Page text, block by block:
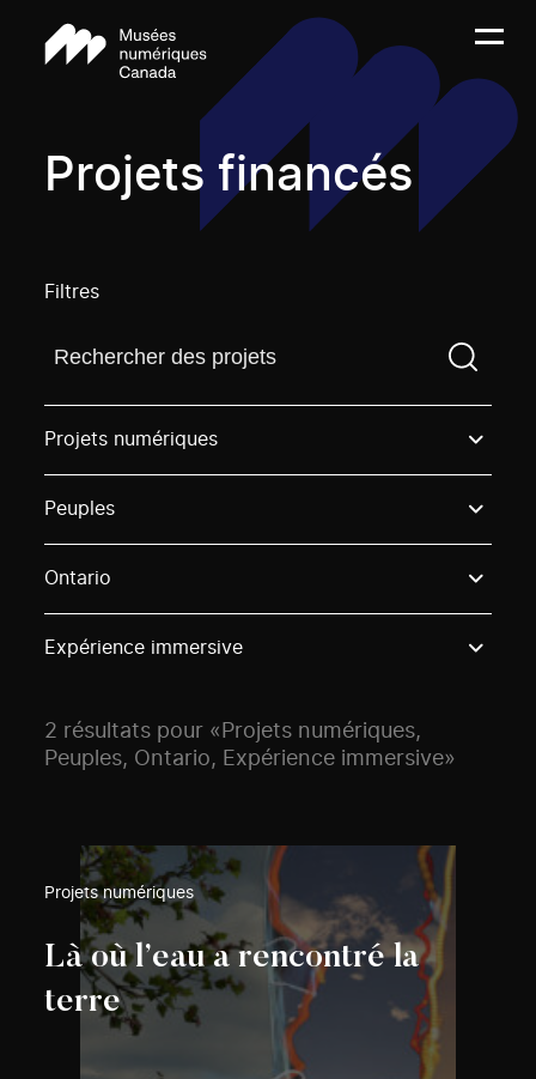
Projets financés
Filtres
Trouvez un projetVous devez saisir un terme de
Projets numériques
Peuples
Ontario
Expérience immersive
2 résultats pour «Projets numériques,
Peuples, Ontario, Expérience immersive»
Projets numériques
Là où l’eau a rencontré la
terre